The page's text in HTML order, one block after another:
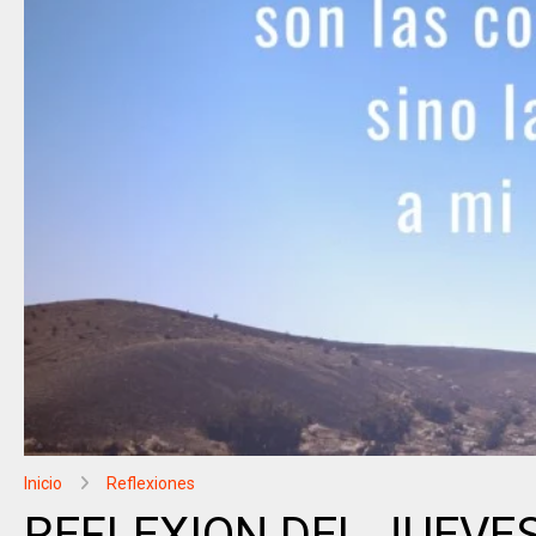
Inicio Reflexiones